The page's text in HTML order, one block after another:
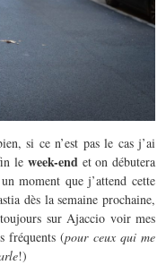
si ce n’est pas le cas j’ai
le week-endet on débutera
moment que j’attend cette
dès la semaine prochaine,
sur Ajaccio voir mes
fréquents (pour ceux qui me
!)